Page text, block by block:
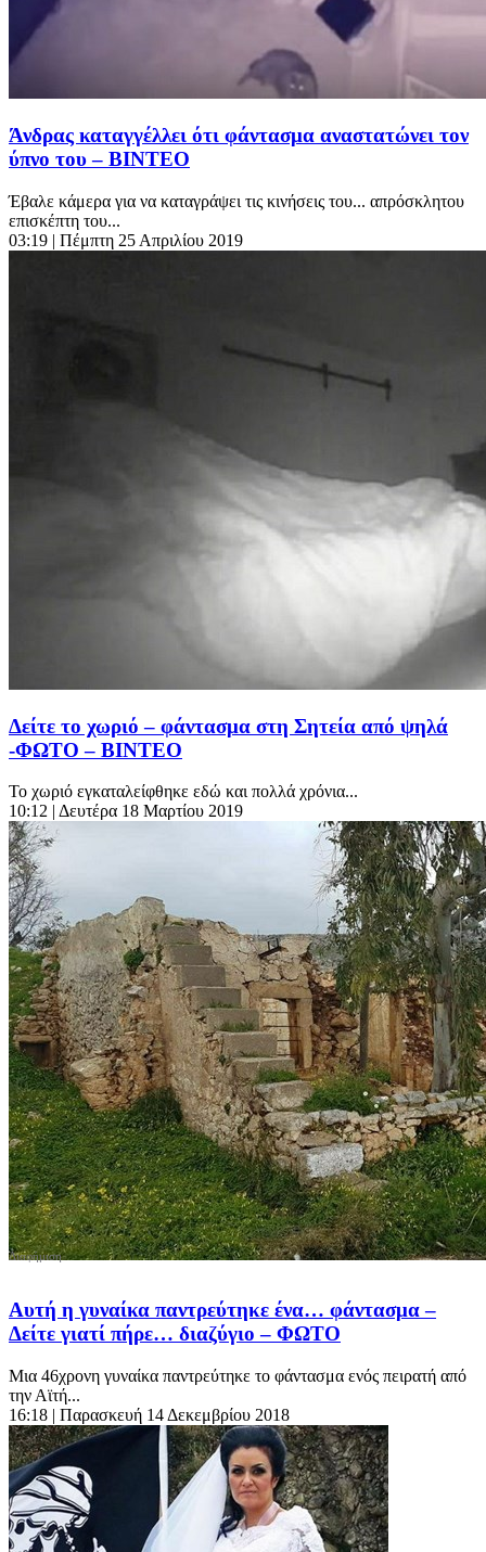
Άνδρας καταγγέλλει ότι φάντασμα αναστατώνει τον
ύπνο του – ΒΙΝΤΕΟ
Έβαλε κάμερα για να καταγράψει τις κινήσεις του... απρόσκλητου
επισκέπτη του...
03:19 | Πέμπτη 25 Απριλίου 2019
Δείτε το χωριό – φάντασμα στη Σητεία από ψηλά
-ΦΩΤΟ – ΒΙΝΤΕΟ
Το χωριό εγκαταλείφθηκε εδώ και πολλά χρόνια...
10:12 | Δευτέρα 18 Μαρτίου 2019
Αυτή η γυναίκα παντρεύτηκε ένα… φάντασμα –
Δείτε γιατί πήρε… διαζύγιο – ΦΩΤΟ
Μια 46χρονη γυναίκα παντρεύτηκε το φάντασμα ενός πειρατή από
την Αϊτή...
16:18 | Παρασκευή 14 Δεκεμβρίου 2018